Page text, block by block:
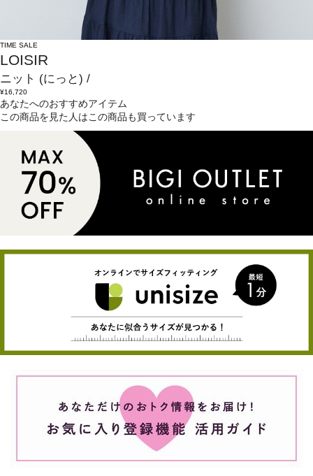
TIME SALE
LOISIR
ニット (にっと) /
¥16,720
あなたへのおすすめアイテム
この商品を見た人はこの商品も買っています